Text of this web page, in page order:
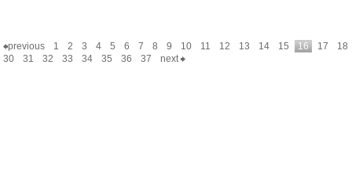
previous 1 2 3 4 5 6 7 8 9 10 11 12 13 14 15 16 17
18
30
31 32 33 34 35 36 37 next